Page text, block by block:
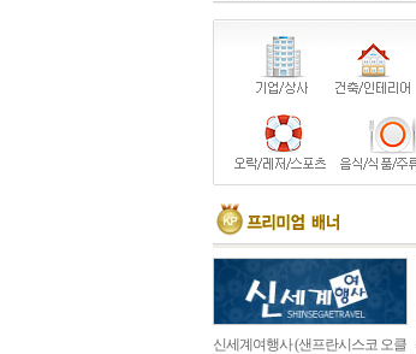
신세계여행사 (샌프란시스코 오클